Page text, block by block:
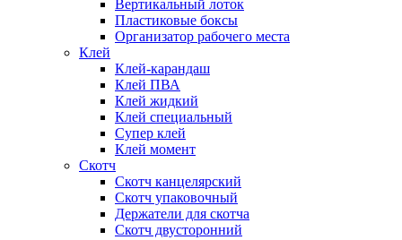
Вертикальный лоток
Пластиковые боксы
Организатор рабочего места
Клей
Клей-карандаш
Клей ПВА
Клей жидкий
Клей специальный
Супер клей
Клей момент
Скотч
Скотч канцелярский
Скотч упаковочный
Держатели для скотча
Скотч двусторонний